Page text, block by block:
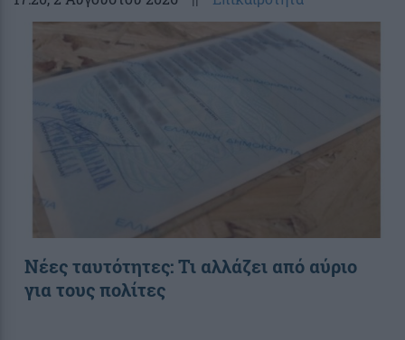
Νέες ταυτότητες: Τι αλλάζει από αύριο
για τους πολίτες